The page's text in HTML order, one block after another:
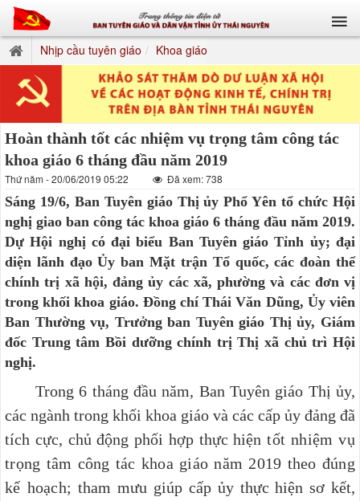
Nhịp cầu tuyên giáo Khoa giáo
Hoàn thành tốt các nhiệm vụ trọng tâm công tác
khoa giáo 6 tháng đầu năm 2019
Thứ năm - 20/06/2019 05:22 Đã xem: 738
Sáng 19/6, Ban Tuyên giáo Thị ủy Phổ Yên tổ chức Hội
nghị giao ban công tác khoa giáo 6 tháng đầu năm 2019.
Dự Hội nghị có đại biểu Ban Tuyên giáo Tỉnh ủy; đại
diện lãnh đạo Ủy ban Mặt trận Tổ quốc, các đoàn thể
chính trị xã hội, đảng ủy các xã, phường và các đơn vị
trong khối khoa giáo. Đồng chí Thái Văn Dũng, Ủy viên
Ban Thường vụ, Trưởng ban Tuyên giáo Thị ủy, Giám
đốc Trung tâm Bồi dưỡng chính trị Thị xã chủ trì Hội
nghị.
Trong 6 tháng đầu năm, Ban Tuyên giáo Thị ủy,
các ngành trong khối khoa giáo và các cấp ủy đảng đã
tích cực, chủ động phối hợp thực hiệntốt nhiệm vụ
trọng tâm công tác khoa giáo năm 2019 theo đúng
kế hoạch;tham mưu giúp cấp ủy thực hiện sơ kết,